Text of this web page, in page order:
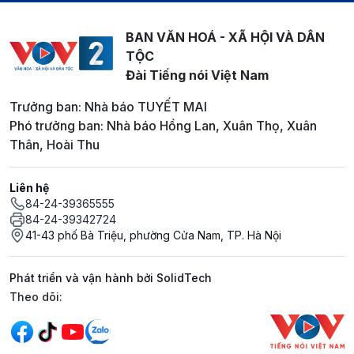
BAN VĂN HOÁ - XÃ HỘI VÀ DÂN
TỘC
Đài Tiếng nói Việt Nam
Trưởng ban: Nhà báo TUYẾT MAI
Phó trưởng ban: Nhà báo Hồng Lan, Xuân Thọ, Xuân
Thân, Hoài Thu
Liên hệ
84-24-39365555
84-24-39342724
41-43 phố Bà Triệu, phường Cửa Nam, TP. Hà Nội
Phát triển và vận hành bởi SolidTech
Mạng xã hội
Theo dõi: